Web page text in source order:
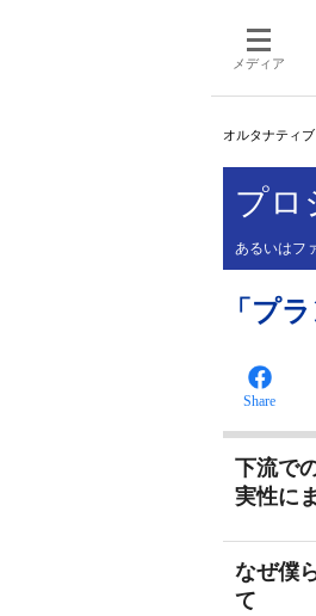
メディア
オルタナティ
プロ
あるいはフ
「プ
Share
下流で
実性に
なぜ僕
て